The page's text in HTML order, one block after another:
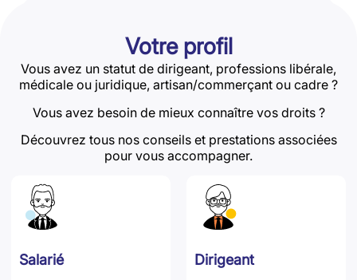
Votre profil
Vous avez un statut de dirigeant, professions libérale,
médicale ou juridique, artisan/commerçant ou cadre ?
Vous avez besoin de mieux connaître vos droits ?
Découvrez tous nos conseils et prestations associées
pour vous accompagner.
Salarié Dirigeant